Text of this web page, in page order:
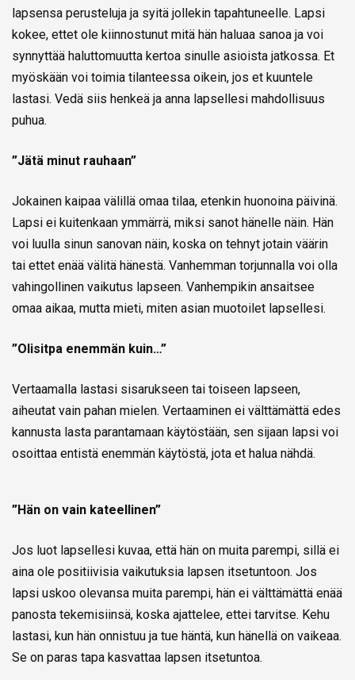
lapsensa perusteluja ja syitä jollekin tapahtuneelle. Lapsi
kokee, ettet ole kiinnostunut mitä hän haluaa sanoa ja voi
synnyttää haluttomuutta kertoa sinulle asioista jatkossa. Et
myöskään voi toimia tilanteessa oikein, jos et kuuntele
lastasi. Vedä siis henkeä ja anna lapsellesi mahdollisuus
puhua.
”Jätä minut rauhaan”
Jokainen kaipaa välillä omaa tilaa, etenkin huonoina päivinä.
Lapsi ei kuitenkaan ymmärrä, miksi sanot hänelle näin. Hän
voi luulla sinun sanovan näin, koska on tehnyt jotain väärin
tai ettet enää välitä hänestä. Vanhemman torjunnalla voi olla
vahingollinen vaikutus lapseen. Vanhempikin ansaitsee
omaa aikaa, mutta mieti, miten asian muotoilet lapsellesi.
”Olisitpa enemmän kuin…”
Vertaamalla lastasi sisarukseen tai toiseen lapseen,
aiheutat vain pahan mielen. Vertaaminen ei välttämättä edes
kannusta lasta parantamaan käytöstään, sen sijaan lapsi voi
osoittaa entistä enemmän käytöstä, jota et halua nähdä.
”Hän on vain kateellinen”
Jos luot lapsellesi kuvaa, että hän on muita parempi, sillä ei
aina ole positiivisia vaikutuksia lapsen itsetuntoon. Jos
lapsi uskoo olevansa muita parempi, hän ei välttämättä enää
panosta tekemisiinsä, koska ajattelee, ettei tarvitse. Kehu
lastasi, kun hän onnistuu ja tue häntä, kun hänellä on vaikeaa.
Se on paras tapa kasvattaa lapsen itsetuntoa.